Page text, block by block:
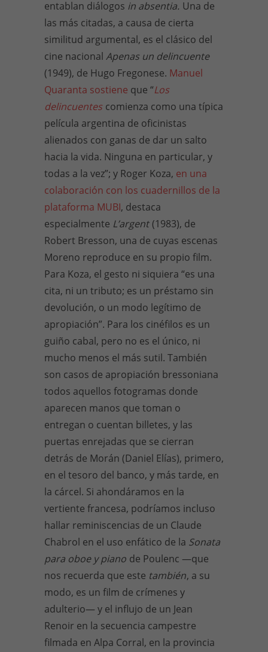
entablan diálogos in absentia. Una de
las más citadas, a causa de cierta
similitud argumental, es el clásico del
cine nacional Apenas un delincuente
(1949), de Hugo Fregonese. Manuel
Quaranta sostiene que “Los
delincuentes comienza como una típica
película argentina de oficinistas
alienados con ganas de dar un salto
hacia la vida. Ninguna en particular, y
todas a la vez”; y Roger Koza, en una
colaboración con los cuadernillos de la
plataforma MUBI, destaca
especialmente L’argent(1983), de
Robert Bresson, una de cuyas escenas
Moreno reproduce en su propio film.
Para Koza, el gesto ni siquiera “es una
cita, ni un tributo; es un préstamo sin
devolución, o un modo legítimo de
apropiación”. Para los cinéfilos es un
guiño cabal, pero no es el único, ni
mucho menos el más sutil. También
son casos de apropiación bressoniana
todos aquellos fotogramas donde
aparecen manos que toman o
entregan o cuentan billetes, y las
puertas enrejadas que se cierran
detrás de Morán (Daniel Elías), primero,
en el tesoro del banco, y más tarde, en
la cárcel. Si ahondáramos en la
vertiente francesa, podríamos incluso
hallar reminiscencias de un Claude
Chabrol en el uso enfático de la Sonata
para oboe y piano de Poulenc —que
nos recuerda que este también, a su
modo, es un film de crímenes y
adulterio— y el influjo de un Jean
Renoir en la secuencia campestre
filmada en Alpa Corral, en la provincia